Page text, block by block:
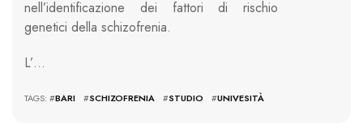
nell’identificazione dei fattori di rischio
genetici della schizofrenia.
L’…
TAGS: #BARI #SCHIZOFRENIA #STUDIO #UNIVESITÀ